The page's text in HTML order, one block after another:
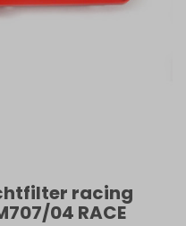
racing
04 RACE